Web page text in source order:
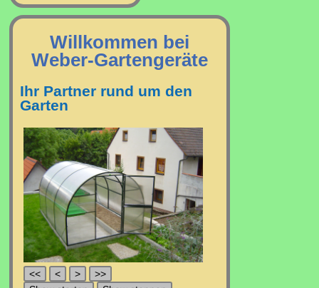
Willkommen bei
Weber-Gartengeräte
Ihr Partner rund um den
Garten